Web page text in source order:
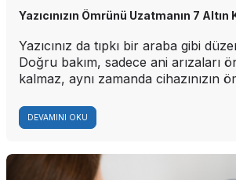
Yazıcınızın Ömrünü Uzatmanın 7 Altın
Yazıcınız da tıpkı bir araba gibi
Doğru bakım, sadece ani arızaları
kalmaz, aynı zamanda cihazınızın
etmeniz gereken 7 altın kural:
DEVAMINI OKU